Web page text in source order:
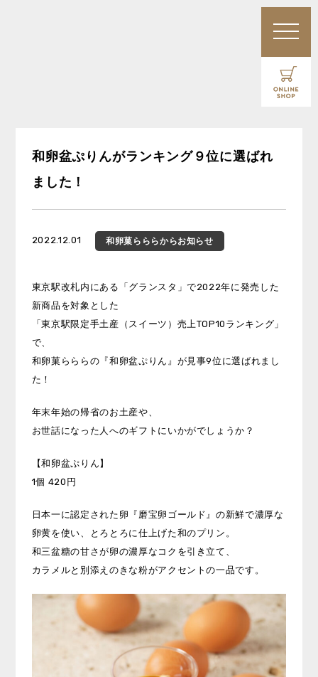
和卵盆ぷりんがランキング９位に選ばれ
ました！
2022.12.01 和卵菓らららからお知らせ
東京駅改札内にある「グランスタ」で2022年に発売した
新商品を対象とした
「東京駅限定手土産（スイーツ）売上TOP10ランキング」
で、
和卵菓らららの『和卵盆ぷりん』が見事9位に選ばれまし
た！
年末年始の帰省のお土産や、
お世話になった人へのギフトにいかがでしょうか？
【和卵盆ぷりん】
1個 420円
日本一に認定された卵『磨宝卵ゴールド』の新鮮で濃厚な
卵黄を使い、とろとろに仕上げた和のプリン。
和三盆糖の甘さが卵の濃厚なコクを引き立て、
カラメルと別添えのきな粉がアクセントの一品です。